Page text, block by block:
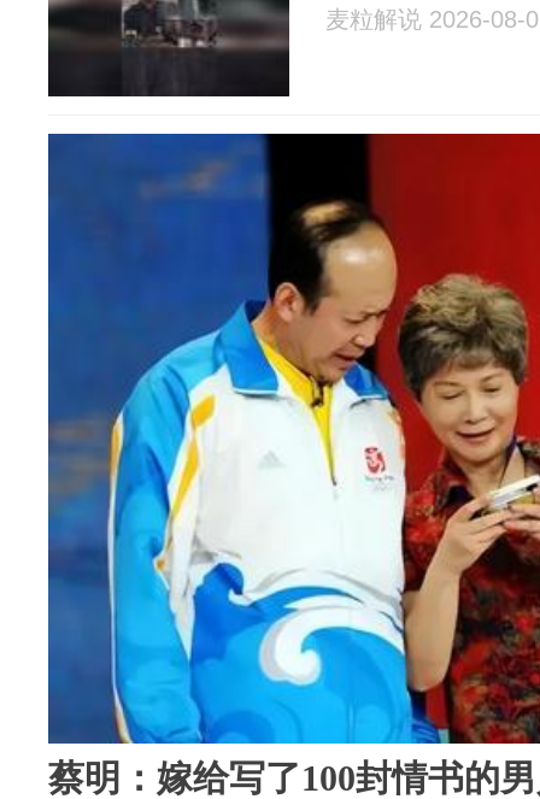
麦粒解说 2026-08-
蔡明：嫁给写了100封情书的